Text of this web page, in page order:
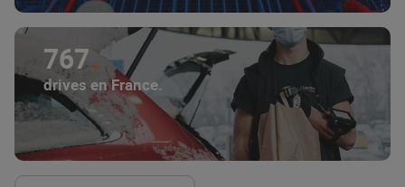
767
drives en France.